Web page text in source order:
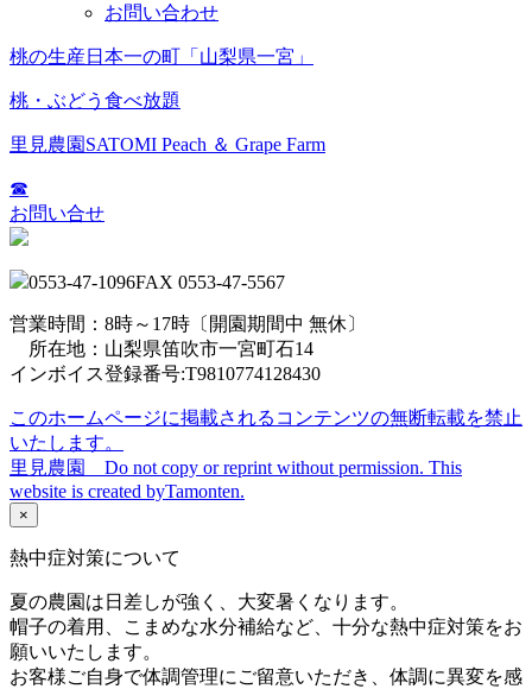
お問い合わせ
桃の生産日本一の町「山梨県一宮」
桃・ぶどう食べ放題
里見農園 SATOMI Peach ＆ Grape Farm
☎
お問い合せ
0553-47-1096FAX 0553-47-5567
営業時間：8時～17時 〔開園期間中 無休〕
所在地：山梨県笛吹市一宮町石14
インボイス登録番号:T9810774128430
このホームページに掲載されるコンテンツの無断転載を禁止
いたします。
里見農園 Do not copy or reprint without permission. This
website is created byTamonten.
×
熱中症対策について
夏の農園は日差しが強く、大変暑くなります。
帽子の着用、こまめな水分補給など、十分な熱中症対策をお
願いいたします。
お客様ご自身で体調管理にご留意いただき、体調に異変を感